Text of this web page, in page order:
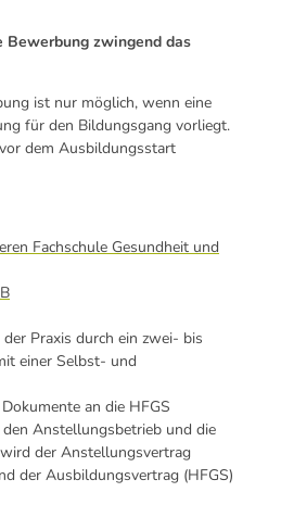
zwingend das
ist nur möglich, wenn eine
für den Bildungsgang vorliegt.
dem Ausbildungsstart
Fachschule Gesundheit und
Praxis durch ein zwei- bis
einer Selbst- und
an die HFGS
den Anstellungsbetrieb und die
der Anstellungsvertrag
der Ausbildungsvertrag (HFGS)